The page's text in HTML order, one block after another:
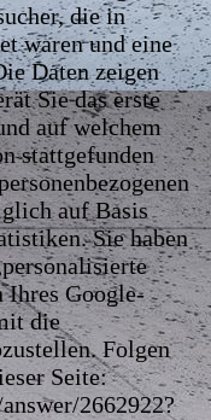
die in
waren und eine
Daten zeigen
Sie das erste
auf welchem
stattgefunden
auf Basis
Sie haben
Ihres Google-
die
Folgen
Seite:
2662922?